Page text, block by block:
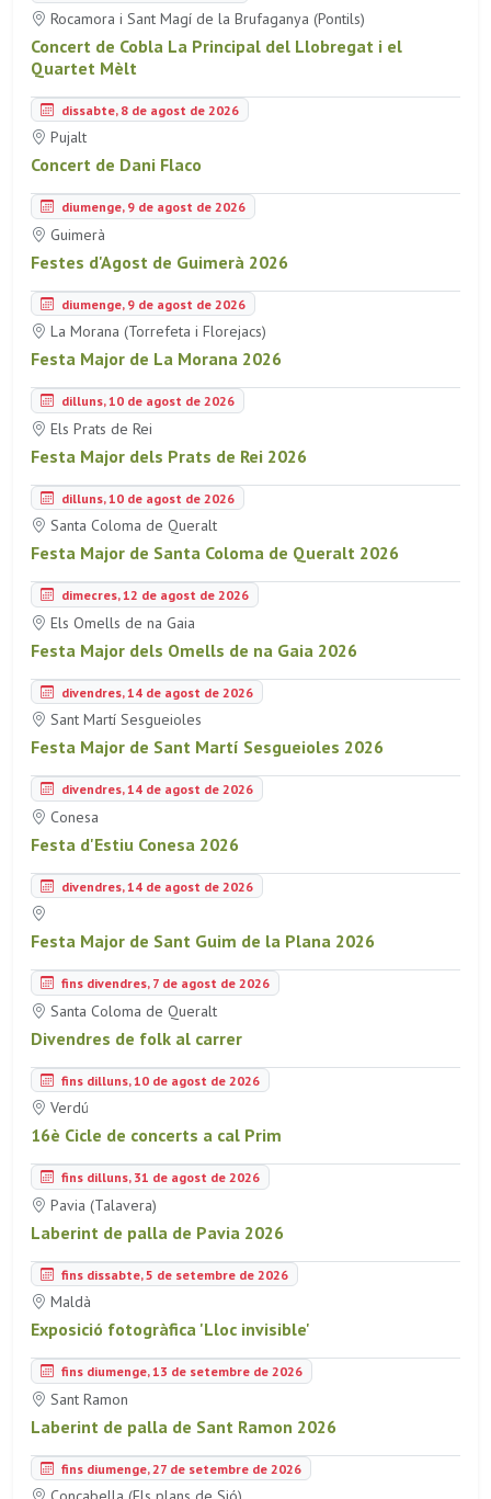
Rocamora i Sant Magí de la Brufaganya (Pontils)
Concert de Cobla La Principal del Llobregat i el
Quartet Mèlt
dissabte, 8 de agost de 2026
Pujalt
Concert de Dani Flaco
diumenge, 9 de agost de 2026
Guimerà
Festes d'Agost de Guimerà 2026
diumenge, 9 de agost de 2026
La Morana (Torrefeta i Florejacs)
Festa Major de La Morana 2026
dilluns, 10 de agost de 2026
Els Prats de Rei
Festa Major dels Prats de Rei 2026
dilluns, 10 de agost de 2026
Santa Coloma de Queralt
Festa Major de Santa Coloma de Queralt 2026
dimecres, 12 de agost de 2026
Els Omells de na Gaia
Festa Major dels Omells de na Gaia 2026
divendres, 14 de agost de 2026
Sant Martí Sesgueioles
Festa Major de Sant Martí Sesgueioles 2026
divendres, 14 de agost de 2026
Conesa
Festa d'Estiu Conesa 2026
divendres, 14 de agost de 2026
Festa Major de Sant Guim de la Plana 2026
fins divendres, 7 de agost de 2026
Santa Coloma de Queralt
Divendres de folk al carrer
fins dilluns, 10 de agost de 2026
Verdú
16è Cicle de concerts a cal Prim
fins dilluns, 31 de agost de 2026
Pavia (Talavera)
Laberint de palla de Pavia 2026
fins dissabte, 5 de setembre de 2026
Maldà
Exposició fotogràfica 'Lloc invisible'
fins diumenge, 13 de setembre de 2026
Sant Ramon
Laberint de palla de Sant Ramon 2026
fins diumenge, 27 de setembre de 2026